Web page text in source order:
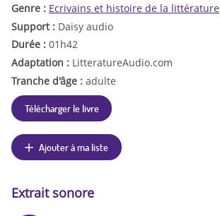
Genre : Ecrivains et histoire de la littérature
Support : Daisy audio
Durée : 01h42
Adaptation : LitteratureAudio.com
Tranche d'âge : adulte
Télécharger le livre
Ajouter à ma liste
Extrait sonore